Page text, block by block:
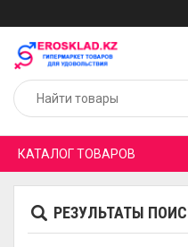
КАТАЛОГ ТОВАРОВ
РЕЗУЛЬТАТЫ